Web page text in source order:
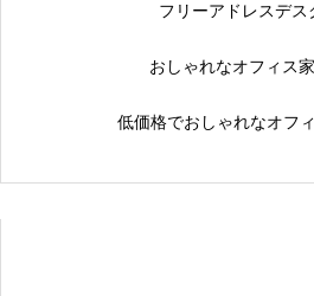
フリーアドレスデス
おしゃれなオフィス
低価格でおしゃれなオフ